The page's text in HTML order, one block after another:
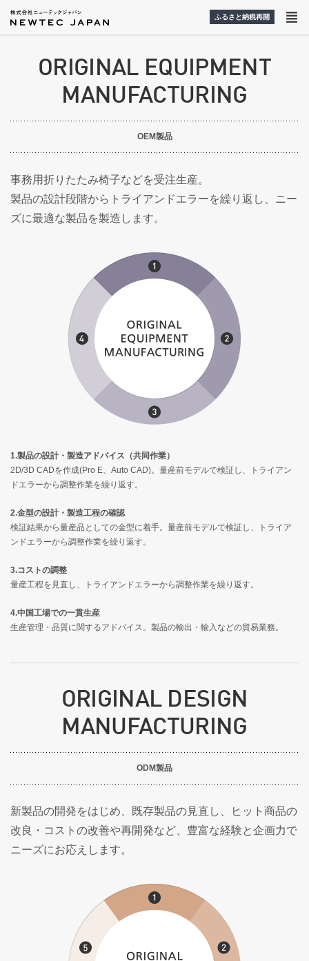
ふるさと納税再開
ORIGINAL EQUIPMENT
MANUFACTURING
OEM製品
事務用折りたたみ椅子などを受注生産。
製品の設計段階からトライアンドエラーを繰り返し、ニー
ズに最適な製品を製造します。
1.製品の設計・製造アドバイス（共同作業）
2D/3D CADを作成(Pro E、Auto CAD)。量産前モデルで検証し、トライアン
ドエラーから調整作業を繰り返す。
2.金型の設計・製造工程の確認
検証結果から量産品としての金型に着手。量産前モデルで検証し、トライア
ンドエラーから調整作業を繰り返す。
3.コストの調整
量産工程を見直し、トライアンドエラーから調整作業を繰り返す。
4.中国工場での一貫生産
生産管理・品質に関するアドバイス。製品の輸出・輸入などの貿易業務。
ORIGINAL DESIGN
MANUFACTURING
ODM製品
新製品の開発をはじめ、既存製品の見直し、ヒット商品の
改良・コストの改善や再開発など、豊富な経験と企画力で
ニーズにお応えします。